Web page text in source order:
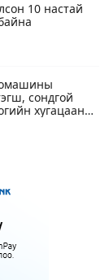
10 настай
сондгой
хугацаанд
уучлал
дугаарын